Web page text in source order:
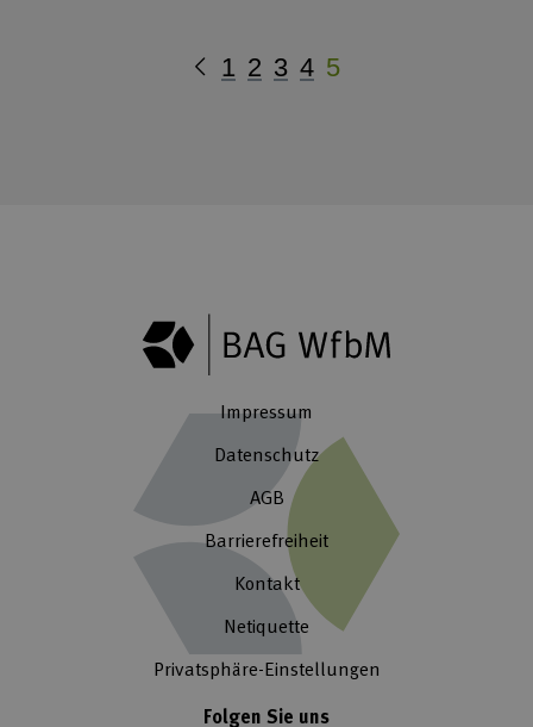
Vorherige
1 2 3 4 5
Impressum
Datenschutz
AGB
Barrierefreiheit
Kontakt
Netiquette
Privatsphäre-Einstellungen
Folgen Sie uns